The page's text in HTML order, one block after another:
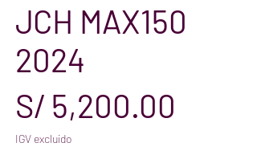
JCH MAX150
2024
S/ 5,200.00
IGV excluido